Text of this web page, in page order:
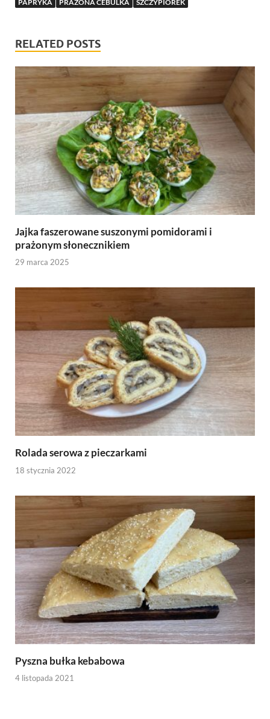
PAPRYKA PRAŻONA CEBULKA SZCZYPIOREK
RELATED POSTS
Jajka faszerowane suszonymi pomidorami i
prażonym słonecznikiem
29 marca 2025
Rolada serowa z pieczarkami
18 stycznia 2022
Pyszna bułka kebabowa
4 listopada 2021